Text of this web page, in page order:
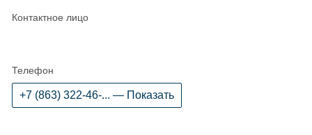
Контактное лицо
Телефон
+7 (863) 322-46-... — Показать